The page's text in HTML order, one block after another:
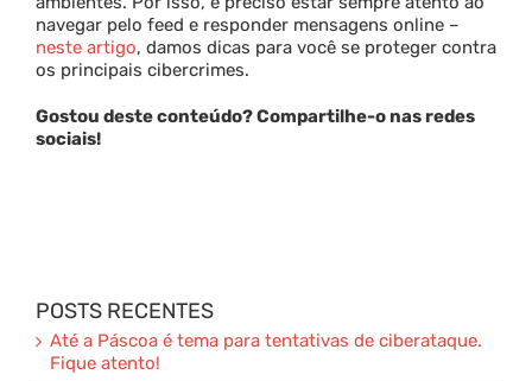
navegar pelo feed e responder mensagens online –
neste artigo, damos dicas para você se proteger contra
os principais cibercrimes.
Gostou deste conteúdo? Compartilhe-o nas redes
sociais!
POSTS RECENTES
Até a Páscoa é tema para tentativas de ciberataque.
Fique atento!